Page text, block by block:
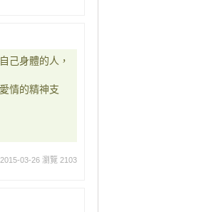
己身體的人，
情的精神支
2015-03-26 瀏覽 2103